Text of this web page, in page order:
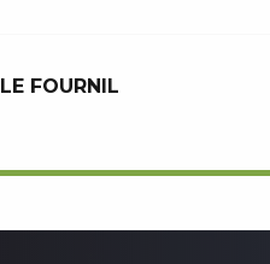
LE FOURNIL